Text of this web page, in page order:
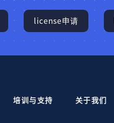
license申请
培训与支持 关于我们